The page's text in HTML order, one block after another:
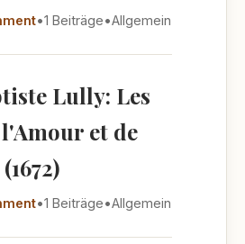
•1 Beiträge•Allgemein
Lully: Les
l'Amour et de
•1 Beiträge•Allgemein